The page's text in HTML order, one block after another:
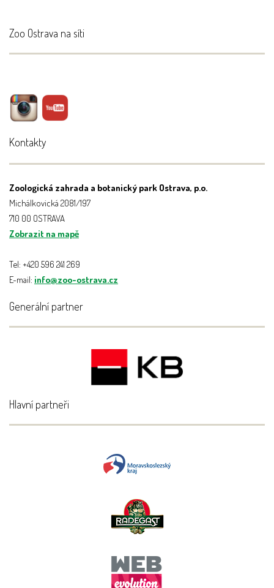
Zoo Ostrava na síti
Kontakty
Zoologická zahrada a botanický park Ostrava, p.o.
Michálkovická 2081/197
710 00 OSTRAVA
Zobrazit na mapě
Tel: +420 596 241 269
E-mail: info@zoo-ostrava.cz
Generální partner
Hlavní partneři